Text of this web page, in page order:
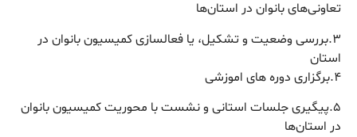
تعاونی‌های بانوان در استان‌ها
۳.بررسی وضعیت و تشکیل، یا فعالسازی کمیسیون بانوان در
استان
۴.برگزاری دوره های اموزشی
۵.پیگیری جلسات استانی و نشست با محوریت کمیسیون بانوان
در استان‌ها